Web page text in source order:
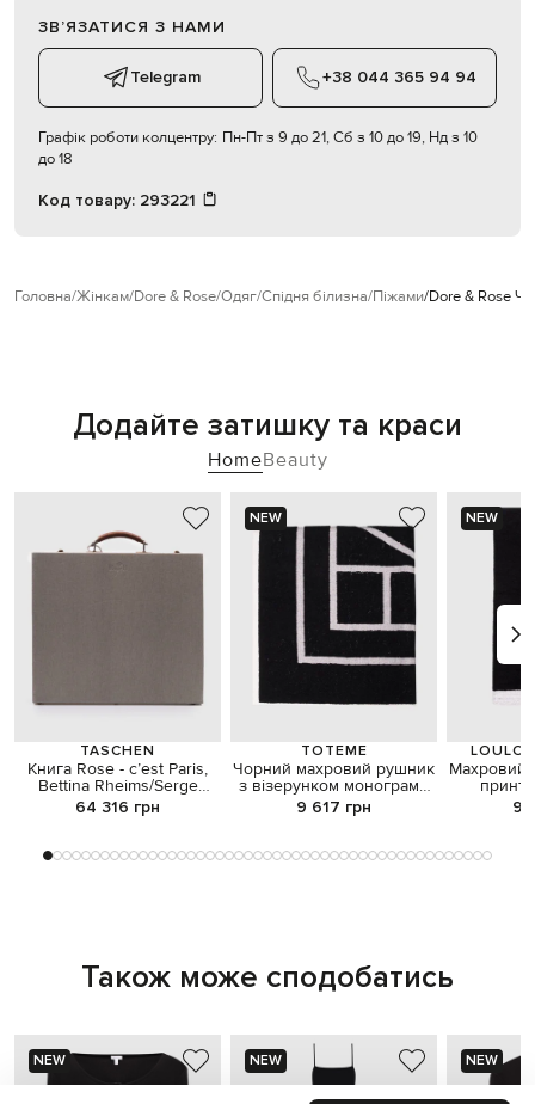
ЗВʼЯЗАТИСЯ З НАМИ
Telegram +38 044 365 94 94
Графік роботи колцентру: Пн-Пт з 9 до 21, Сб з 10 до 19, Нд з 10
до 18
Код товару: 293221
Головна Жінкам Dore & Rose Одяг Спідня білизна Піжами Dore & Rose
Додайте затишку та краси
HomeBeauty
TASCHEN
Книга Rose - c’est Paris,
Bettina Rheims/Serge
Bramly у футлярі-валізі
64 316 грн
NEW
TOTEME
Чорний махровий рушник
з візерунком монограми
логотипа
9 617 грн
NEW
Махровий
9
Також може сподобатись
NEW NEW NEW